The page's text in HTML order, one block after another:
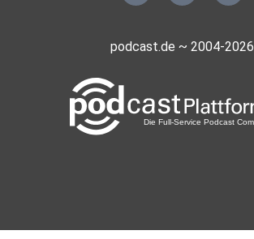
podcast.de ~ 2004-2026